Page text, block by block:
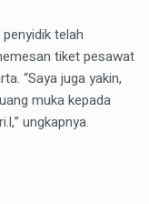
telah
tiket pesawat
“Saya juga yakin,
muka kepada
ungkapnya.